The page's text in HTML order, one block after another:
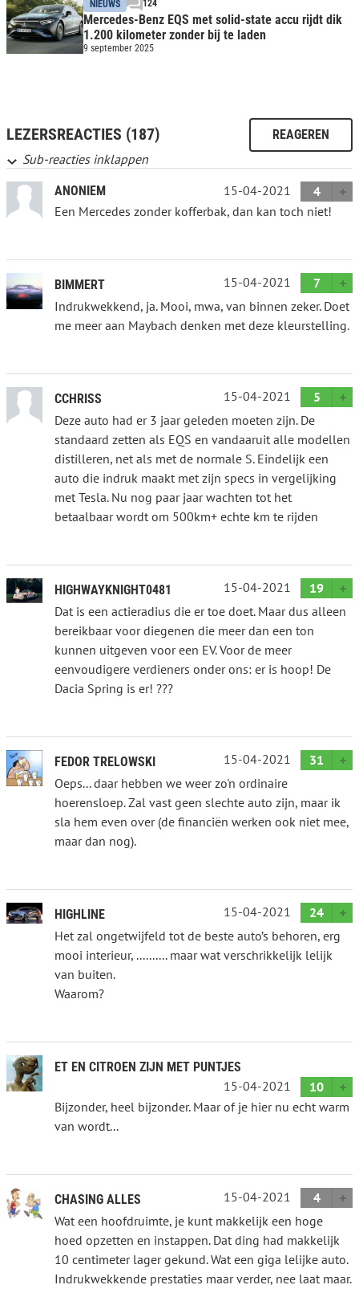
NIEUWS 124
Mercedes-Benz EQS met solid-state accu rijdt dik
1.200 kilometer zonder bij te laden
9 september 2025
LEZERSREACTIES (187) REAGEREN
Sub-reacties inklappen
ANONIEM 15-04-2021
4
Een Mercedes zonder kofferbak, dan kan toch niet!
BIMMERT 15-04-2021
7
Indrukwekkend, ja. Mooi, mwa, van binnen zeker. Doet
me meer aan Maybach denken met deze kleurstelling.
CCHRISS 15-04-2021
5
Deze auto had er 3 jaar geleden moeten zijn. De
standaard zetten als EQS en vandaaruit alle modellen
distilleren, net als met de normale S. Eindelijk een
auto die indruk maakt met zijn specs in vergelijking
met Tesla. Nu nog paar jaar wachten tot het
betaalbaar wordt om 500km+ echte km te rijden
HIGHWAYKNIGHT0481 15-04-2021
19
Dat is een actieradius die er toe doet. Maar dus alleen
bereikbaar voor diegenen die meer dan een ton
kunnen uitgeven voor een EV. Voor de meer
eenvoudigere verdieners onder ons: er is hoop! De
Dacia Spring is er! ???
FEDOR TRELOWSKI 15-04-2021
31
Oeps... daar hebben we weer zo'n ordinaire
hoerensloep. Zal vast geen slechte auto zijn, maar ik
sla hem even over (de financiën werken ook niet mee,
maar dan nog).
HIGHLINE 15-04-2021
24
Het zal ongetwijfeld tot de beste auto’s behoren, erg
mooi interieur, .......... maar wat verschrikkelijk lelijk
van buiten.
Waarom?
ET EN CITROEN ZIJN MET PUNTJES
15-04-2021
10
Bijzonder, heel bijzonder. Maar of je hier nu echt warm
van wordt...
CHASING ALLES 15-04-2021
4
Wat een hoofdruimte, je kunt makkelijk een hoge
hoed opzetten en instappen. Dat ding had makkelijk
10 centimeter lager gekund. Wat een giga lelijke auto.
Indrukwekkende prestaties maar verder, nee laat maar.